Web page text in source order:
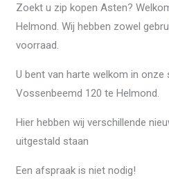
Zoekt u zip kopen Asten?
Helmond. Wij hebben zowel
voorraad.
U bent van harte welkom in
Vossenbeemd 120 te Helmond.
Hier hebben wij verschillende
uitgestald staan
Een afspraak is niet nodig!